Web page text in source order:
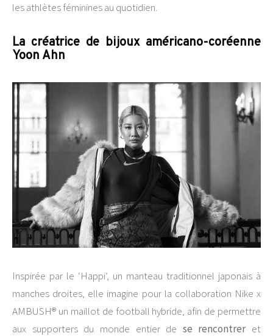
les athlètes féminines au quotidien.
La créatrice de bijoux américano-coréenne
Yoon Ahn
Inspirée par le ‘Happi’, un manteau traditionnel japonais à
manches droites, elle imagine pour la collaboration Nike x
AMBUSH® un maillot de football hybride, afin de permettre
aux supporters du monde entier de se rencontreret